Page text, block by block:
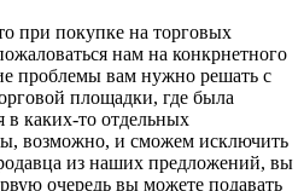
при покупке на торговых
нам на конкрнетного
проблемы вам нужно решать с
площадки, где была
в каких-то отдельных
возможно, и сможем исключить
из наших предложений, вы
очередь вы можете подавать